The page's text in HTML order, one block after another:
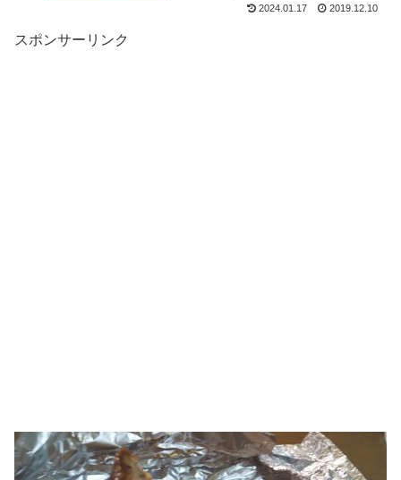
2024.01.17 2019.12.10
スポンサーリンク